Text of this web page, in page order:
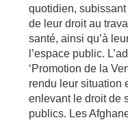
quotidien,
de leur droit au
santé, ainsi qu’à
l’espace public.
‘Promotion de la
rendu leur situation
enlevant le droit de
publics. Les